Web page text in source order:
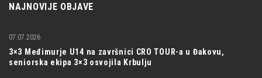
NAJNOVIJE OBJAVE
3×3 Međimurje U14 na završnici CRO TOUR-a u Đakovu,
seniorska ekipa 3×3 osvojila Krbulju
07.07.2026